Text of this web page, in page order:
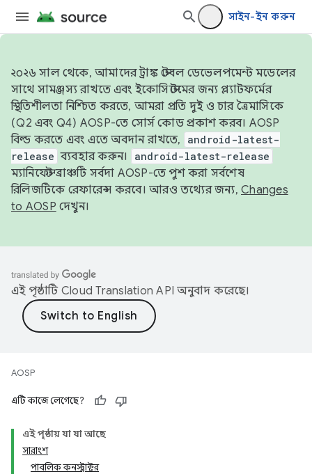
সাইন-ইন করুন
২০২৬ সাল থেকে, আমাদের ট্রাঙ্ক স্টেবল ডেভেলপমেন্ট মডেলের
সাথে সামঞ্জস্য রাখতে এবং ইকোসিস্টেমের জন্য প্ল্যাটফর্মের
স্থিতিশীলতা নিশ্চিত করতে, আমরা প্রতি দুই ও চার ত্রৈমাসিকে
(Q2 এবং Q4) AOSP-তে সোর্স কোড প্রকাশ করব। AOSP
বিল্ড করতে এবং এতে অবদান রাখতে,
android-latest-
release ব্যবহার করুন। android-latest-release
ম্যানিফেস্ট ব্রাঞ্চটি সর্বদা AOSP-তে পুশ করা সর্বশেষ
রিলিজটিকে রেফারেন্স করবে। আরও তথ্যের জন্য, Changes
to AOSP দেখুন।
এই পৃষ্ঠাটি Cloud Translation API অনুবাদ করেছে।
AOSP
এটি কাজে লেগেছে?
এই পৃষ্ঠায় যা যা আছে
সারাংশ
পাবলিক কনস্ট্রাক্টর